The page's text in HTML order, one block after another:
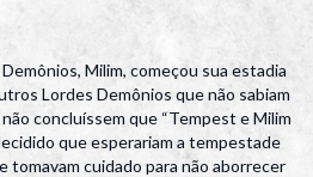
Milim, começou sua estadia
Lordes Demônios que não sabiam
concluíssem que “Tempest e Milim
que esperariam a tempestade
tomavam cuidado para não aborrecer